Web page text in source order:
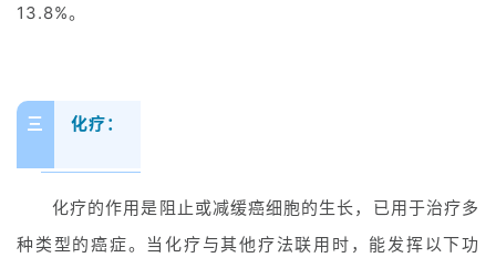
13.8%。
三 化疗：
化疗的作用是阻止或减缓癌细胞的生长，已用于治疗多
种类型的癌症。当化疗与其他疗法联用时，能发挥以下功